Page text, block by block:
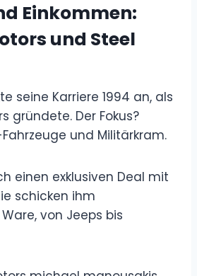
Einkommen:
und Steel
seine Karriere 1994 an, als
gründete. Der Fokus?
und Militärkram.
einen exklusiven Deal mit
schicken ihm
von Jeeps bis